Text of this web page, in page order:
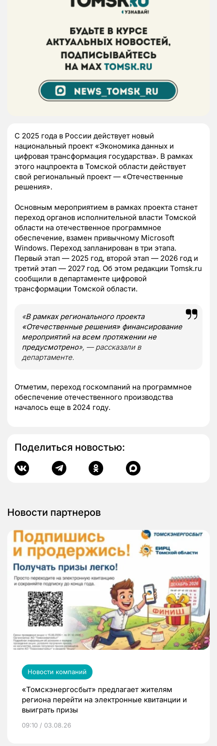
С 2025 года в России действует новый
национальный проект «Экономика данных и
цифровая трансформация государства». В рамках
этого нацпроекта в Томской области действует
свой региональный проект — «Отечественные
решения».
Основным мероприятием в рамках проекта станет
переход органов исполнительной власти Томской
области на отечественное программное
обеспечение, взамен привычному Microsoft
Windows. Переход запланирован в три этапа.
Первый этап — 2025 год, второй этап — 2026 год и
третий этап — 2027 год. Об этом редакции Tomsk.ru
сообщили в департаменте цифровой
трансформации Томской области.
«В рамках регионального проекта
«Отечественные решения» финансирование
мероприятий на всем протяжении не
предусмотрено», — рассказали в
департаменте.
Отметим, переход госкомпаний на программное
обеспечение отечественного производства
началось еще в 2024 году.
Поделиться новостью:
Новости партнеров
Новости компаний
«Томскэнергосбыт» предлагает жителям
региона перейти на электронные квитанции и
выиграть призы
09:10 / 03.08.26